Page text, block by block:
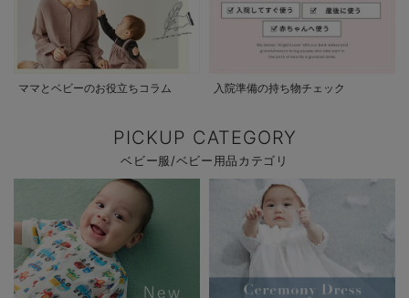
ママとベビーのお役立ちコラム 入院準備の持ち物チェック
PICKUP CATEGORY
ベビー服/ベビー用品カテゴリ